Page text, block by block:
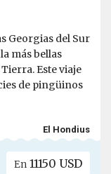
Georgias del Sur
más bellas
Este viaje
de pingüinos
El Hondius
En 11150 USD